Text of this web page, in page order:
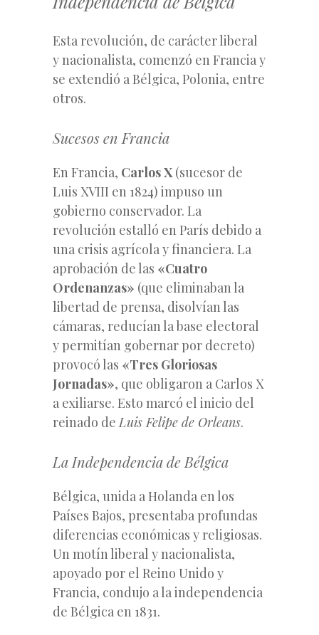
Esta revolución, de carácter liberal
y nacionalista, comenzó en Francia y
se extendió a Bélgica, Polonia, entre
otros.
Sucesos en Francia
En Francia, Carlos X(sucesor de
Luis XVIII en 1824) impuso un
gobierno conservador. La
revolución estalló en París debido a
una crisis agrícola y financiera. La
aprobación de las «Cuatro
Ordenanzas» (que eliminaban la
libertad de prensa, disolvían las
cámaras, reducían la base electoral
y permitían gobernar por decreto)
provocó las «Tres Gloriosas
Jornadas», que obligaron a Carlos X
a exiliarse. Esto marcó el inicio del
reinado deLuis Felipe de Orleans.
La Independencia de Bélgica
Bélgica, unida a Holanda en los
Países Bajos, presentaba profundas
diferencias económicas y religiosas.
Un motín liberal y nacionalista,
apoyado por el Reino Unido y
Francia, condujo a la independencia
de Bélgica en 1831.